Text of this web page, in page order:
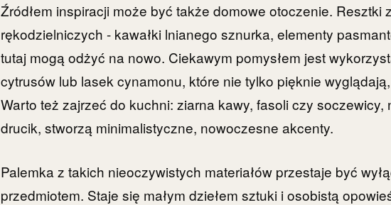
Źródłem inspiracji może być także domowe otoczenie. Resztki
rękodzielniczych - kawałki lnianego sznurka, elementy
tutaj mogą odżyć na nowo. Ciekawym pomysłem jest
cytrusów lub lasek cynamonu, które nie tylko pięknie
Warto też zajrzeć do kuchni: ziarna kawy, fasoli czy soczewicy,
drucik, stworzą minimalistyczne, nowoczesne akcenty.
Palemka z takich nieoczywistych materiałów przestaje być
przedmiotem. Staje się małym dziełem sztuki i osobistą